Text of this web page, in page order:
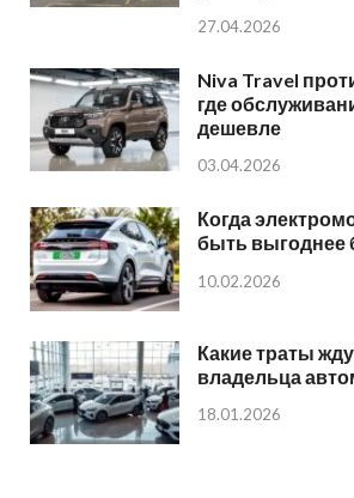
27.04.2026
Niva Travel
где
дешевле
03.04.2026
Когда
быть выгоднее
10.02.2026
Какие траты
владельца
18.01.2026